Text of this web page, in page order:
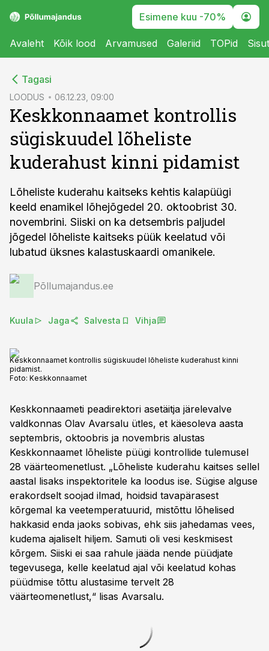
Esimene kuu -70%
Avaleht Kõik lood Arvamused Galeriid TOPid
Tagasi
LOODUS 06.12.23, 09:00
Keskkonnaamet kontrollis
sügiskuudel lõheliste
kuderahust kinni pidamist
Lõheliste kuderahu kaitseks kehtis kalapüügi
keeld enamikel lõhejõgedel 20. oktoobrist 30.
novembrini. Siiski on ka detsembris paljudel
jõgedel lõheliste kaitseks püük keelatud või
lubatud üksnes kalastuskaardi omanikele.
Põllumajandus.ee
Kuula Jaga Salvesta Vihja
Keskkonnaamet kontrollis sügiskuudel lõheliste kuderahust kinni
pidamist.
Foto: Keskkonnaamet
Keskkonnaameti peadirektori asetäitja järelevalve
valdkonnas Olav Avarsalu ütles, et käesoleva aasta
septembris, oktoobris ja novembris alustas
Keskkonnaamet lõheliste püügi kontrollide tulemusel
28 väärteomenetlust. „Lõheliste kuderahu kaitses sellel
aastal lisaks inspektoritele ka loodus ise. Sügise alguse
erakordselt soojad ilmad, hoidsid tavapärasest
kõrgemal ka veetemperatuurid, mistõttu lõhelised
hakkasid enda jaoks sobivas, ehk siis jahedamas vees,
kudema ajaliselt hiljem. Samuti oli vesi keskmisest
kõrgem. Siiski ei saa rahule jääda nende püüdjate
tegevusega, kelle keelatud ajal või keelatud kohas
püüdmise tõttu alustasime tervelt 28
väärteomenetlust,“ lisas Avarsalu.